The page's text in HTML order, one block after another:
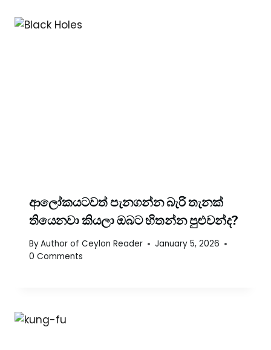
ආලෝකයටවත් පැනගන්න බැරි තැනක්
තියෙනවා කියලා ඔබට හිතන්න පුළුවන්ද?
ByAuthor of Ceylon Reader
January 5, 2026
0 Comments